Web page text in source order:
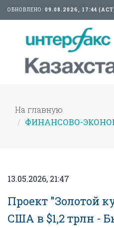
ОБНОВЛЕНО: 09.08.2026, 17:44
На главную
ФИНАНСОВО-
13.05.2026, 21:47
Проект "Золотой
США в $1,2 трлн -